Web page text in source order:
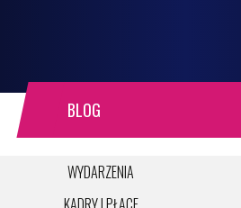
BLOG
WYDARZENIA